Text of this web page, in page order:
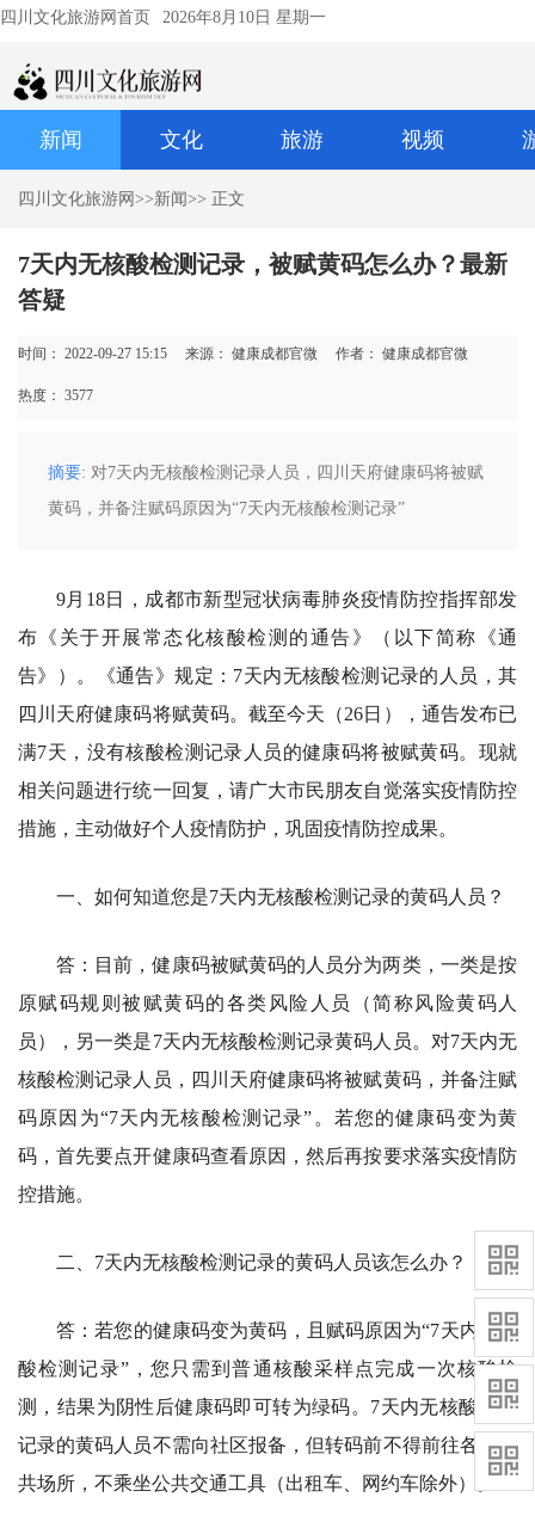
四川文化旅游网首页 2026年8月10日 星期一
新闻 文化 旅游 视频
四川文化旅游网 >>新闻>> 正文
7天内无核酸检测记录，被赋黄码怎么办？最新
答疑
时间： 2022-09-27 15:15 来源： 健康成都官微 作者： 健康成都官微
热度： 3577
摘要: 对7天内无核酸检测记录人员，四川天府健康码将被赋
黄码，并备注赋码原因为“7天内无核酸检测记录”
9月18日，成都市新型冠状病毒肺炎疫情防控指挥部发
布《关于开展常态化核酸检测的通告》（以下简称《通
告》）。《通告》规定：7天内无核酸检测记录的人员，其
四川天府健康码将赋黄码。截至今天（26日），通告发布已
满7天，没有核酸检测记录人员的健康码将被赋黄码。现就
相关问题进行统一回复，请广大市民朋友自觉落实疫情防控
措施，主动做好个人疫情防护，巩固疫情防控成果。
一、如何知道您是7天内无核酸检测记录的黄码人员？
答：目前，健康码被赋黄码的人员分为两类，一类是按
原赋码规则被赋黄码的各类风险人员（简称风险黄码人
员），另一类是7天内无核酸检测记录黄码人员。对7天内无
核酸检测记录人员，四川天府健康码将被赋黄码，并备注赋
码原因为“7天内无核酸检测记录”。若您的健康码变为黄
码，首先要点开健康码查看原因，然后再按要求落实疫情防
控措施。
二、7天内无核酸检测记录的黄码人员该怎么办？
答：若您的健康码变为黄码，且赋码原因为“7天内无核
酸检测记录”，您只需到普通核酸采样点完成一次核酸检
测，结果为阴性后健康码即可转为绿码。7天内无核酸检测
记录的黄码人员不需向社区报备，但转码前不得前往各类公
共场所，不乘坐公共交通工具（出租车、网约车除外）。